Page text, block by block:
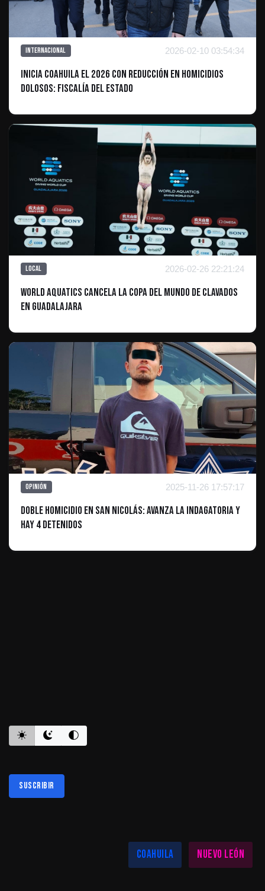
Internacional 2026-02-10 03:54:34
Inicia Coahuila el 2026 con reducción en homicidios
dolosos: Fiscalía del Estado
Local 2026-02-26 22:21:24
World Aquatics cancela la Copa del Mundo de Clavados
en Guadalajara
Opinión 2025-11-26 17:57:17
Doble Homicidio en San Nicolás: Avanza la Indagatoria y
Hay 4 Detenidos
Suscribir
Coahuila
Nuevo León